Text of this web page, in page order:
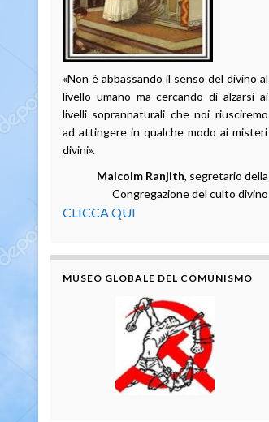
«Non è abbassando il senso del divino al
livello umano ma cercando di alzarsi ai
livelli soprannaturali che noi riusciremo
ad attingere in qualche modo ai misteri
divini».
Malcolm Ranjith, segretario della
Congregazione del culto divino
CLICCA QUI
MUSEO GLOBALE DEL COMUNISMO